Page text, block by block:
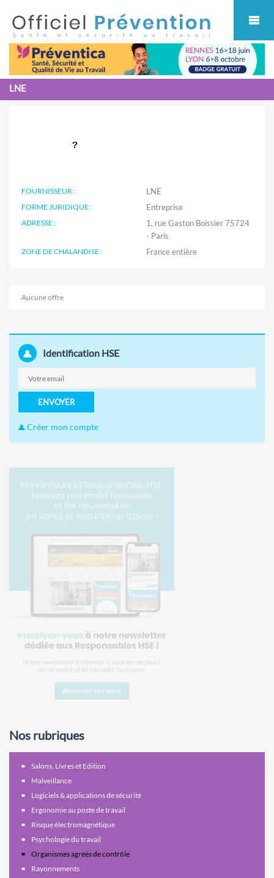
LNE
FOURNISSEUR : LNE
FORME JURIDIQUE : Entreprise
ADRESSE :
1, rue Gaston Boissier 75724
- Paris
ZONE DE CHALANDISE :
Aucune offre
Identification HSE
ENVOYER
Créer mon compte
Nos rubriques
Salons, Livres et Edition
Malveillance
Logiciels & applications de sécurité
Ergonomie au poste de travail
Risque électromagnétique
Psychologie du travail
Organismes agréés de contrôle
Rayonnements